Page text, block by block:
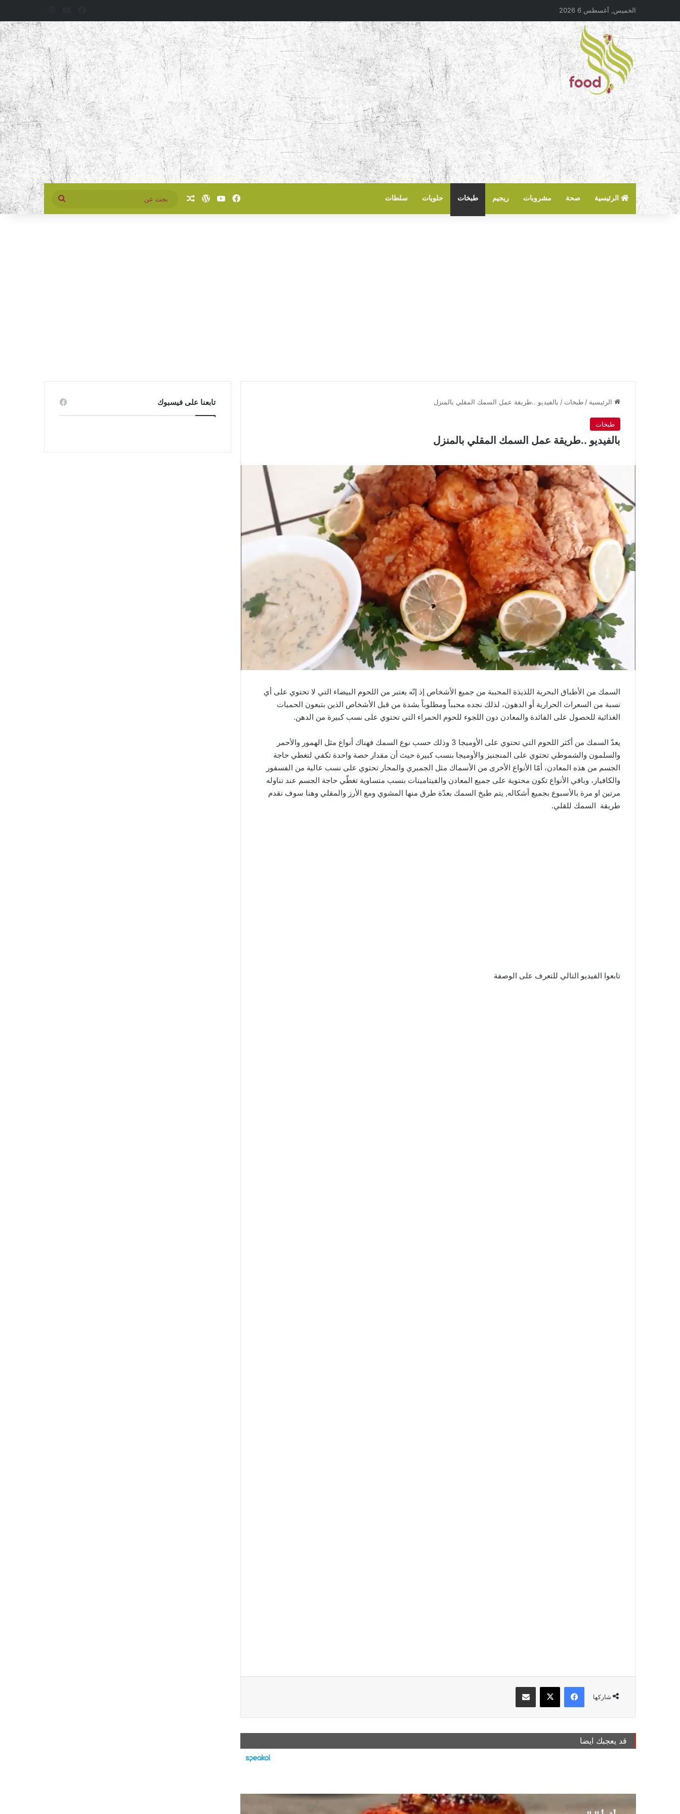
الخميس, أغسطس 6 2026
الرئيسية صحة مشروبات ريجيم طبخات حلويات سلطات فيسبوك‫YouTube
‫WordPress
مقال عشوائي
بحث
عن
الرئيسية / طبخات / بالفيديو ..طريقة عمل السمك المقلي بالمنزل
طبخات
بالفيديو ..طريقة عمل السمك المقلي بالمنزل
السمك من الأطباق البحرية اللذيذة المحببة من جميع الأشخاص إذ إنّه يعتبر من اللحوم البيضاء التي لا تحتوي على أي
نسبة من السعرات الحرارية أو الدهون، لذلك نجده محبباً ومطلوباً بشدة من قبل الأشخاص الذين بتبعون الحميات
الغذائية للحصول على الفائدة والمعادن دون اللجوء للحوم الحمراء التي تحتوي على نسب كبيرة من الدهن.
يعدّ السمك من أكثر اللحوم التي تحتوي على الأوميجا 3 وذلك حسب نوع السمك فهناك أنواع مثل الهمور والأحمر
والسلمون والشموطي تحتوي على المنجنيز والأوميجا بنسب كبيرة حيث أن مقدار حصة واحدة تكفي لتغطي حاجة
الجسم من هذه المعادن، أمّا الأنواع الأخرى من الأسماك مثل الجمبري والمحار تحتوي على نسب عالية من الفسفور
والكافيار، وباقي الأنواع تكون محتوية على جميع المعادن والفيتامينات بنسب متساوية تغطّي حاجة الجسم عند تناوله
مرتين او مرة بالأسبوع بجميع أشكاله, يتم طبخ السمك بعدّة طرق منها المشوي ومع الأرز والمقلي وهنا سوف نقدم
طريقة السمك للقلي.
تابعوا الفيديو التالي للتعرف على الوصفة
شاركها
فيسبوك ‫X مشاركة عبر البريد
قد يعجبك ايضا
تابعنا على فيسبوك